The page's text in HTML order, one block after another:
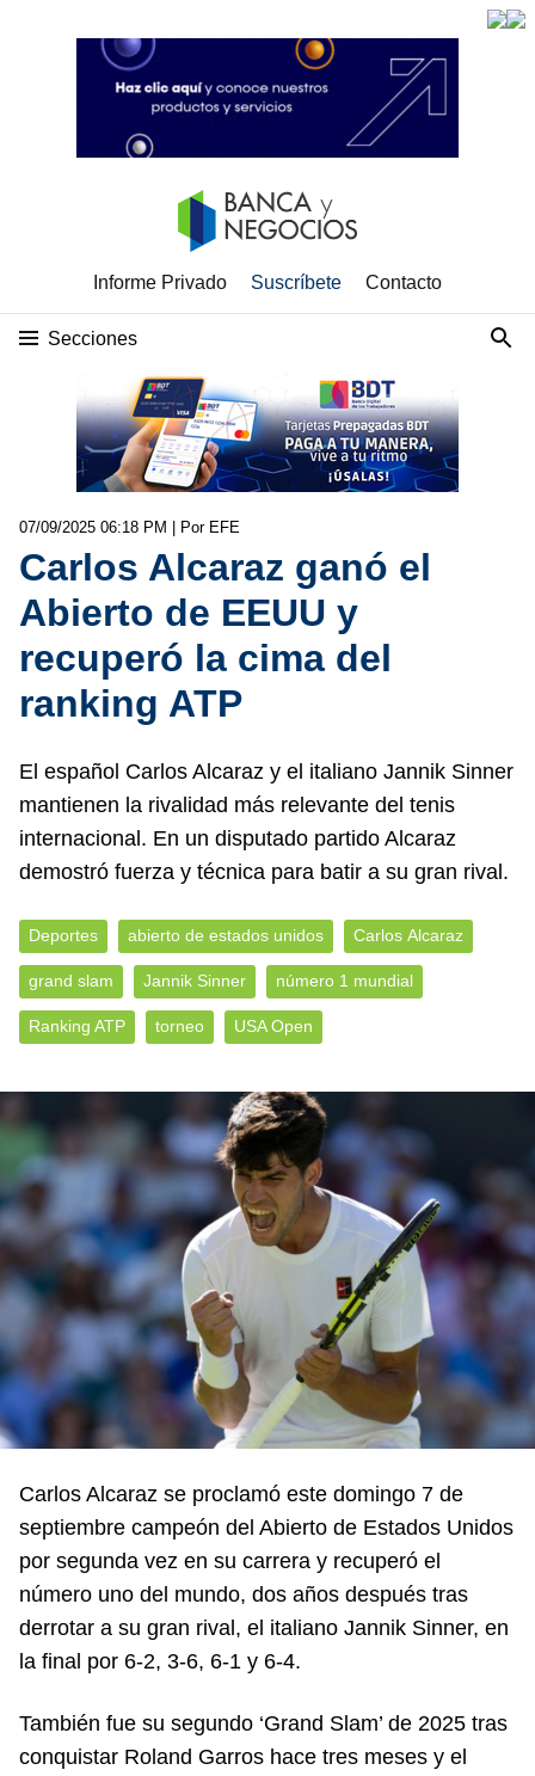
Informe Privado Suscríbete Contacto
Secciones
07/09/2025 06:18 PM | Por EFE
Carlos Alcaraz ganó el
Abierto de EEUU y
recuperó la cima del
ranking ATP
El español Carlos Alcaraz y el italiano Jannik Sinner
mantienen la rivalidad más relevante del tenis
internacional. En un disputado partido Alcaraz
demostró fuerza y técnica para batir a su gran rival.
Deportes abierto de estados unidos Carlos Alcaraz
grand slam Jannik Sinner número 1 mundial
Ranking ATP torneo USA Open
Carlos Alcaraz se proclamó este domingo 7 de
septiembre campeón del Abierto de Estados Unidos
por segunda vez en su carrera y recuperó el
número uno del mundo, dos años después tras
derrotar a su gran rival, el italiano Jannik Sinner, en
la final por 6-2, 3-6, 6-1 y 6-4.
También fue su segundo ‘Grand Slam’ de 2025 tras
conquistar Roland Garros hace tres meses y el